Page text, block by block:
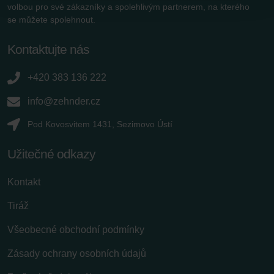
Zehnder Group Sales International: Privacy Policy
Zehnder Group Schweiz AG: Datenschutz
danych Zehnder
Zehnder Group UK Limited: Privacy Policy
volbou pro své zákazníky a spolehlivým partnerem, na kterého
se můžete spolehnout.
Kontaktujte nás
+420 383 136 222
info@zehnder.cz
Pod Kovosvitem 1431, Sezimovo Ústí
Užitečné odkazy
Kontakt
Tiráž
Všeobecné obchodní podmínky
Zásady ochrany osobních údajů